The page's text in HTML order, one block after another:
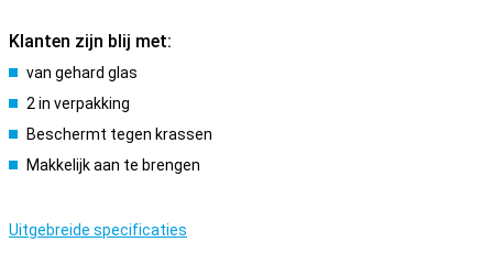
Klanten zijn blij met:
van gehard glas
2 in verpakking
Beschermt tegen krassen
Makkelijk aan te brengen
Uitgebreide specificaties